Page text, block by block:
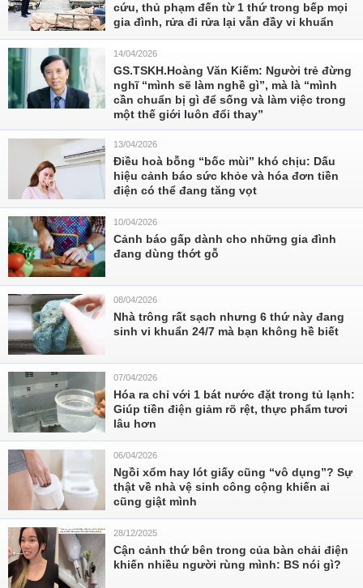
cứu, thủ phạm đến từ 1 thứ trong bếp mọi
gia đình, rửa đi rửa lại vẫn đầy vi khuẩn
14/04/2026
GS.TSKH.Hoàng Văn Kiếm: Người trẻ đừng
nghĩ “mình sẽ làm nghề gì”, mà là “mình
cần chuẩn bị gì để sống và làm việc trong
một thế giới luôn đổi thay”
13/04/2026
Điều hoà bỗng “bốc mùi” khó chịu: Dấu
hiệu cảnh báo sức khỏe và hóa đơn tiền
điện có thể đang tăng vọt
10/04/2026
Cảnh báo gấp dành cho những gia đình
đang dùng thớt gỗ
08/04/2026
Nhà trông rất sạch nhưng 6 thứ này đang
sinh vi khuẩn 24/7 mà bạn không hề biết
07/04/2026
Hóa ra chỉ với 1 bát nước đặt trong tủ lạnh:
Giúp tiền điện giảm rõ rệt, thực phẩm tươi
lâu hơn
06/04/2026
Ngồi xổm hay lót giấy cũng “vô dụng”? Sự
thật về nhà vệ sinh công cộng khiến ai
cũng giật mình
28/12/2025
Cận cảnh thứ bên trong của bàn chải điện
khiến nhiều người rùng mình: BS nói gì?